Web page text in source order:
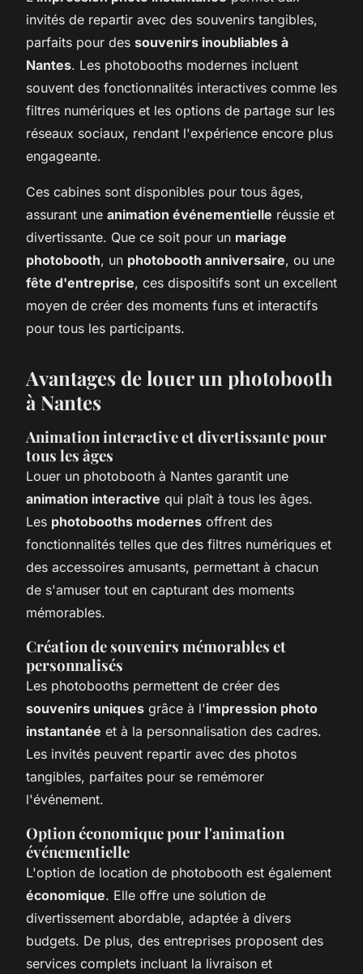
invités de repartir avec des souvenirs tangibles,
parfaits pour des souvenirs inoubliables à
Nantes. Les photobooths modernes incluent
souvent des fonctionnalités interactives comme les
filtres numériques et les options de partage sur les
réseaux sociaux, rendant l'expérience encore plus
engageante.
Ces cabines sont disponibles pour tous âges,
assurant une animation événementielle réussie et
divertissante. Que ce soit pour un mariage
photobooth, un photobooth anniversaire, ou une
fête d'entreprise, ces dispositifs sont un excellent
moyen de créer des moments funs et interactifs
pour tous les participants.
Avantages de louer un photobooth
à Nantes
Animation interactive et divertissante pour
tous les âges
Louer un photobooth à Nantes garantit une
animation interactive qui plaît à tous les âges.
Les photobooths modernes offrent des
fonctionnalités telles que des filtres numériques et
des accessoires amusants, permettant à chacun
de s'amuser tout en capturant des moments
mémorables.
Création de souvenirs mémorables et
personnalisés
Les photobooths permettent de créer des
souvenirs uniques grâce à l'impression photo
instantanée et à la personnalisation des cadres.
Les invités peuvent repartir avec des photos
tangibles, parfaites pour se remémorer
l'événement.
Option économique pour l'animation
événementielle
L'option de location de photobooth est également
économique. Elle offre une solution de
divertissement abordable, adaptée à divers
budgets. De plus, des entreprises proposent des
services complets incluant la livraison et